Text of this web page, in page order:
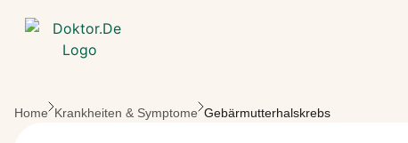
Home Krankheiten & Symptome Gebärmutterhalskrebs